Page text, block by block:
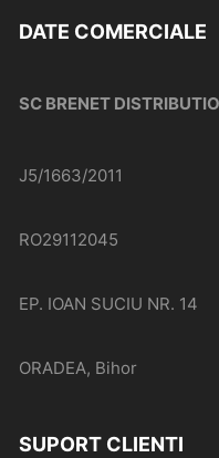
DATE COMERCIALE
SC BRENET
J5/1663/2011
RO29112045
EP. IOAN SUCIU NR. 14
ORADEA, Bihor
SUPORT CLIENTI